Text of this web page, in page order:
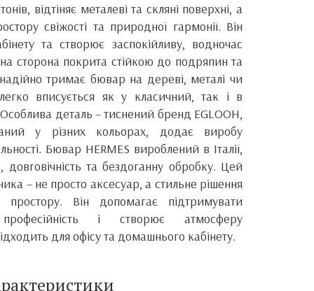
відтіняє металеві та скляні поверхні, а
свіжості та природної гармонії. Він
та створює заспокійливу, водночас
сторона покрита стійкою до подряпин та
тримає бювар на дереві, металі чи
вписується як у класичний, так і в
деталь – тиснений бренд EGLOOH,
у різних кольорах, додає виробу
Бювар HERMES вироблений в Італії,
довговічність та бездоганну обробку. Цей
– не просто аксесуар, а стильне рішення
простору. Він допомагає підтримувати
і створює атмосферу
для офісу та домашнього кабінету.